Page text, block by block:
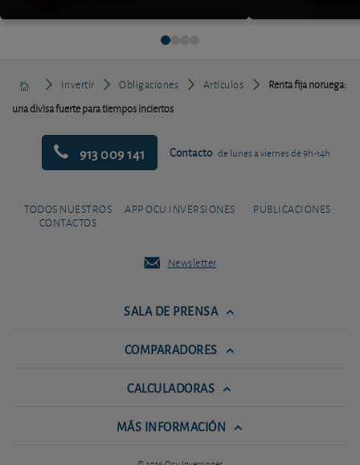
Invertir Obligaciones Artículos
Renta fija noruega:
una divisa fuerte para tiempos inciertos
913 009 141 Contacto de lunes a viernes de 9h-14h
TODOS NUESTROS
CONTACTOS
APP OCU INVERSIONES PUBLICACIONES
Newsletter
SALA DE PRENSA
COMPARADORES
CALCULADORAS
MÁS INFORMACIÓN